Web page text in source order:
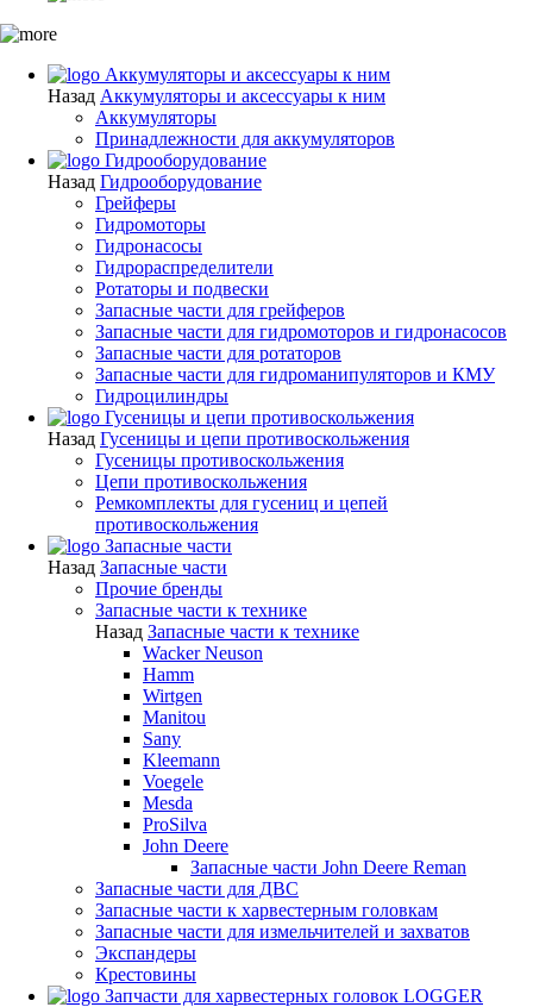
Аккумуляторы и аксессуары к ним
Назад Аккумуляторы и аксессуары к ним
Аккумуляторы
Принадлежности для аккумуляторов
Гидрооборудование
Назад Гидрооборудование
Грейферы
Гидромоторы
Гидронасосы
Гидрораспределители
Ротаторы и подвески
Запасные части для грейферов
Запасные части для гидромоторов и гидронасосов
Запасные части для ротаторов
Запасные части для гидроманипуляторов и КМУ
Гидроцилиндры
Гусеницы и цепи противоскольжения
Назад Гусеницы и цепи противоскольжения
Гусеницы противоскольжения
Цепи противоскольжения
Ремкомплекты для гусениц и цепей
противоскольжения
Запасные части
Назад Запасные части
Прочие бренды
Запасные части к технике
Назад Запасные части к технике
Wacker Neuson
Hamm
Wirtgen
Manitou
Sany
Kleemann
Voegele
Mesda
ProSilva
John Deere
Запасные части John Deere Reman
Запасные части для ДВС
Запасные части к харвестерным головкам
Запасные части для измельчителей и захватов
Экспандеры
Крестовины
Запчасти для харвестерных головок LOGGER